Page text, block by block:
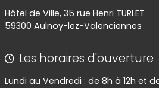
Hôtel de Ville, 35 rue Henri TURLET
59300 Aulnoy-lez-Valenciennes
Les horaires d'ouverture
Lundi au Vendredi : de 8h à 12h et